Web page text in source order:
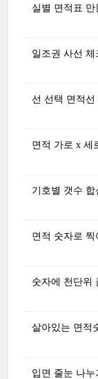
실별 면적표 만
일조권 사선 체
선 선택 면적
면적 가로 x 세
기호별 갯수 합
면적 숫자로 찍
숫자에 천단위
살아있는 면적
입면 줄눈 나누